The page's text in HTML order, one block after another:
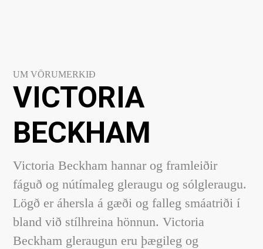
UM VÖRUMERKIÐ
VICTORIA
BECKHAM
Victoria Beckham hannar og framleiðir
fáguð og nútímaleg gleraugu og sólgleraugu.
Lögð er áhersla á gæði og falleg smáatriði í
bland við stílhreina hönnun. Victoria
Beckham gleraugun eru þægileg og